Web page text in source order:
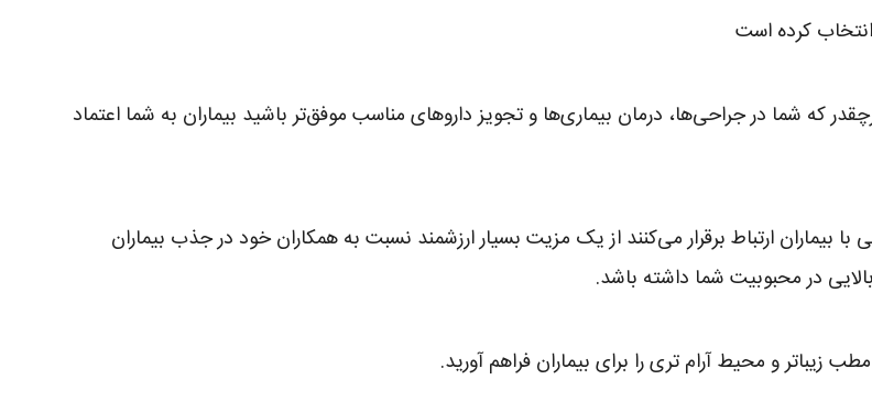
که شما در جراحی‌ها، درمان بیماری‌ها و تجویز داروهای مناسب موفق‌تر باشید بیماران به شما اعتماد
با بیماران ارتباط برقرار می‌کنند از یک مزیت بسیار ارزشمند نسبت به همکاران خود در جذب بیماران
در محبوبیت شما داشته باشد.